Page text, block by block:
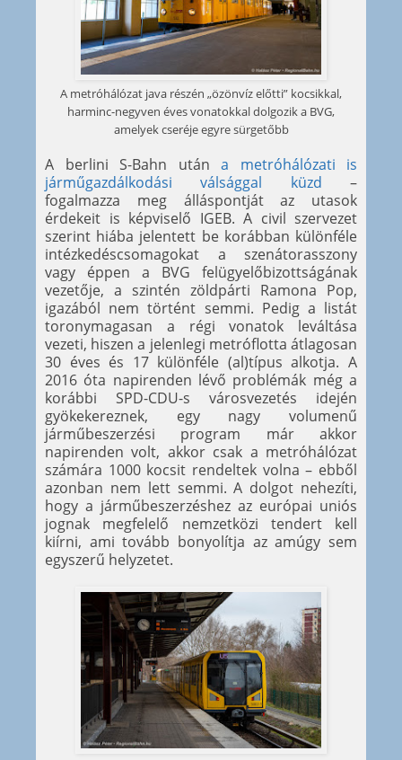
A metróhálózat java részén „özönvíz előtti” kocsikkal,
harminc-negyven éves vonatokkal dolgozik a BVG,
amelyek cseréje egyre sürgetőbb
A berlini S-Bahn után a metróhálózati is
járműgazdálkodási válsággal küzd –
fogalmazza meg álláspontját az utasok
érdekeit is képviselő IGEB. A civil szervezet
szerint hiába jelentett be korábban különféle
intézkedéscsomagokat a szenátorasszony
vagy éppen a BVG felügyelőbizottságának
vezetője, a szintén zöldpárti Ramona Pop,
igazából nem történt semmi. Pedig a listát
toronymagasan a régi vonatok leváltása
vezeti, hiszen a jelenlegi metróflotta átlagosan
30 éves és 17 különféle (al)típus alkotja. A
2016 óta napirenden lévő problémák még a
korábbi SPD-CDU-s városvezetés idején
gyökekereznek, egy nagy volumenű
járműbeszerzési program már akkor
napirenden volt, akkor csak a metróhálózat
számára 1000 kocsit rendeltek volna – ebből
azonban nem lett semmi. A dolgot nehezíti,
hogy a járműbeszerzéshez az európai uniós
jognak megfelelő nemzetközi tendert kell
kiírni, ami tovább bonyolítja az amúgy sem
egyszerű helyzetet.